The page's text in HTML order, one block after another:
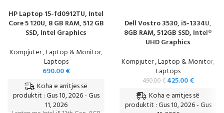
HP Laptop 15-fd0912TU, Intel
Core 5 120U, 8 GB RAM, 512 GB
SSD, Intel Graphics
Kompjuter , Laptop & Monitor,
Laptops
690.00€
Koha e arritjes së
produktit : Gus 10, 2026 - Gus
11, 2026
Dell Vostro 3530, i5-1334U,
8GB RAM, 512GB SSD, Intel®
UHD Graphics
Kompjuter , Laptop & Monitor,
Laptops
490.00€ 425.00€
Koha e arritjes së
produktit : Gus 10, 2026 - Gus